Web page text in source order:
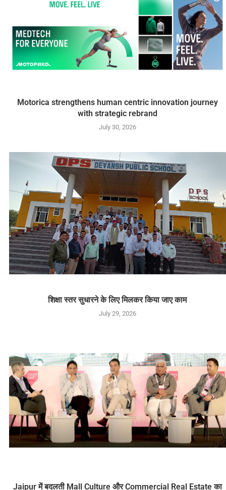
Motorica strengthens human centric innovation journey
with strategic rebrand
July 30, 2026
शिक्षा स्तर सुधारने के लिए मिलकर किया जाए काम
July 29, 2026
Jaipur में बदलती Mall Culture और Commercial Real Estate का